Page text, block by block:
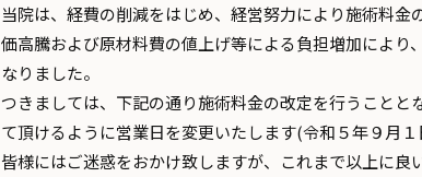
当院は、経費の削減をはじめ、経営努力により施術料
価高騰および原材料費の値上げ等による負担増加により
なりました。
つきましては、下記の通り施術料金の改定を行うことと
て頂けるように営業日を変更いたします(令和５年９月１
皆様にはご迷惑をおかけ致しますが、これまで以上に